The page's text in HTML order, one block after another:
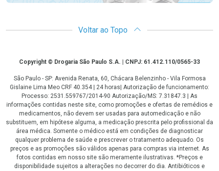
Voltar ao Topo
CopyrightCopyright © Drogaria São Paulo S.A. | CNPJ: 61.412.110/0565-33
São Paulo - SP: Avenida Renata, 60, Chácara Belenzinho - Vila Formosa
Gislaine Lima Meo CRF 40.354 | 24 horas| Autorização de funcionamento:
Processo: 2531.559767/2014-90 Autorização/MS: 7.31847.3 | As
informações contidas neste site, como promoções e ofertas de remédios e
medicamentos, não devem ser usadas para automedicação e não
substituem, em hipótese alguma, a medicação prescrita pelo profissional da
área médica. Somente o médico está em condições de diagnosticar
qualquer problema de saúde e prescrever o tratamento adequado. Os
preços e as promoções são válidos apenas para compras via internet. As
fotos contidas em nosso site são meramente ilustrativas. *Preços e
disponibilidade sujeitos a alterações no decorrer do dia. Antibióticos e